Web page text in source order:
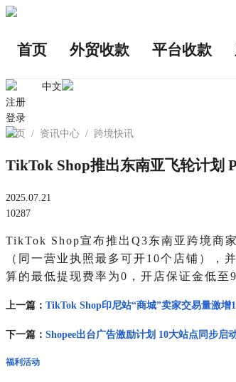
首页 外贸收款 平台收款
中文
注册
登录
首页
/ 资讯中心 / 跨境快讯
TikTok Shop推出东南亚飞轮计划
2025.07.21
10287
TikTok Shop宣布推出Q3东南亚跨境商
（同一营业执照最多可开10个店铺）
算的最低提现费率为0，开店保证金低至
上一篇： TikTok Shop印尼站“商城”卖家交易量激增
下一篇： Shopee出台广告激励计划 10大站点同步启
福利活动